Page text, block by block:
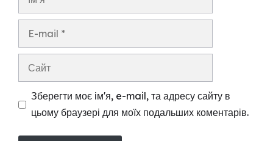
Сайт
Зберегти моє ім'я, e-mail, та адресу сайту в
цьому браузері для моїх подальших коментарів.